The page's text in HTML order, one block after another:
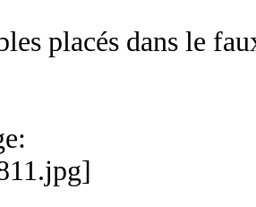
placés dans le